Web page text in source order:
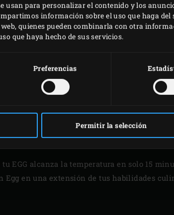
usan para personalizar el contenido y los
información sobre el uso que haga
quienes pueden combinarla con otra
que haya hecho de sus servicios.
Preferencias
Permitir la selección
carbón dura hasta 35
cada operación al usar
de aire perfecta y la
deseada, dentro de
de entre 70 y 350 °C.
DE
EGG alcanza la temperatura en solo 15
Egg en una extensión de tus habilidades